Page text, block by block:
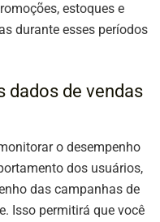
estoques e
durante esses períodos
dados de vendas
o desempenho
dos usuários,
das campanhas de
Isso permitirá que você